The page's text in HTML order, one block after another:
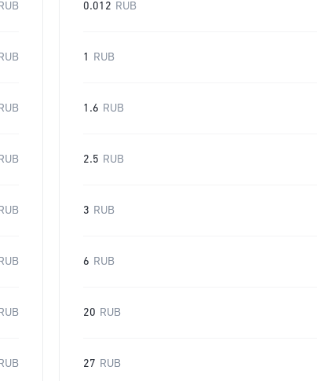
RUB
RUB
RUB
RUB
RUB
RUB
RUB
RUB
0.012 RUB
1 RUB
1.6 RUB
2.5 RUB
3 RUB
6 RUB
20 RUB
27 RUB